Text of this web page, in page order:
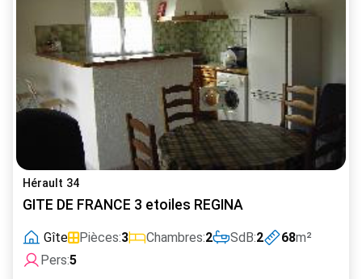
Hérault 34
GITE DE FRANCE 3 etoiles REGINA
Gîte Pièces:3 Chambres:2 SdB:2 68m²
Pers:5